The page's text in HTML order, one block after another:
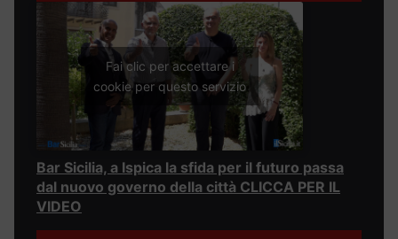
Fai clic per accettare i
cookie per questo servizio
Bar Sicilia, a Ispica la sfida per il futuro passa
dal nuovo governo della città CLICCA PER IL
VIDEO